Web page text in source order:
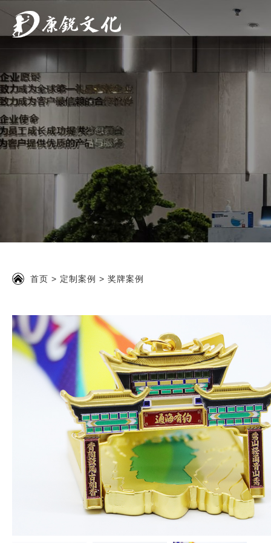
首页 > 定制案例 >奖牌案例